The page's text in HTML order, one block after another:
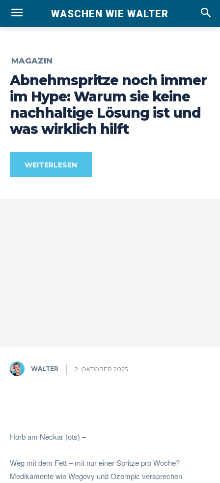
WASCHEN WIE WALTER
MAGAZIN
Abnehmspritze noch immer
im Hype: Warum sie keine
nachhaltige Lösung ist und
was wirklich hilft
WEITERLESEN
WALTER 2. OKTOBER 2025
Horb am Neckar (ots) –
Weg mit dem Fett – mit nur einer Spritze pro Woche?
Medikamente wie Wegovy und Ozempic versprechen